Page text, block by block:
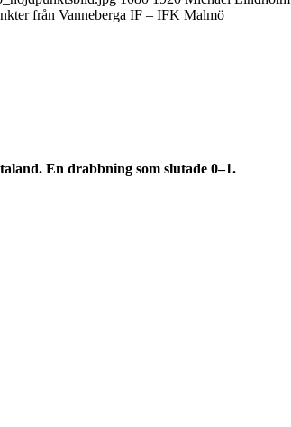
från Vanneberga IF – IFK Malmö
En drabbning som slutade 0–1.